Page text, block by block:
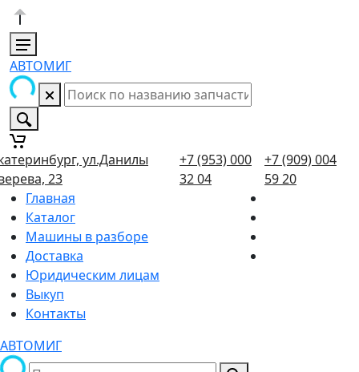
АВТОМИГ
ул.Данилы
23
+7 (953) 000
32 04
+7 (909) 004
59 20
Главная
Каталог
Машины в разборе
Доставка
Юридическим лицам
Выкуп
Контакты
АВТОМИГ